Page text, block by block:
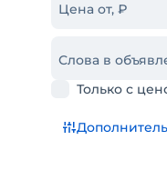
Цена от, ₽
Слова в
Только с